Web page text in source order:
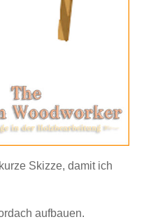
Skizze, damit ich
aufbauen.